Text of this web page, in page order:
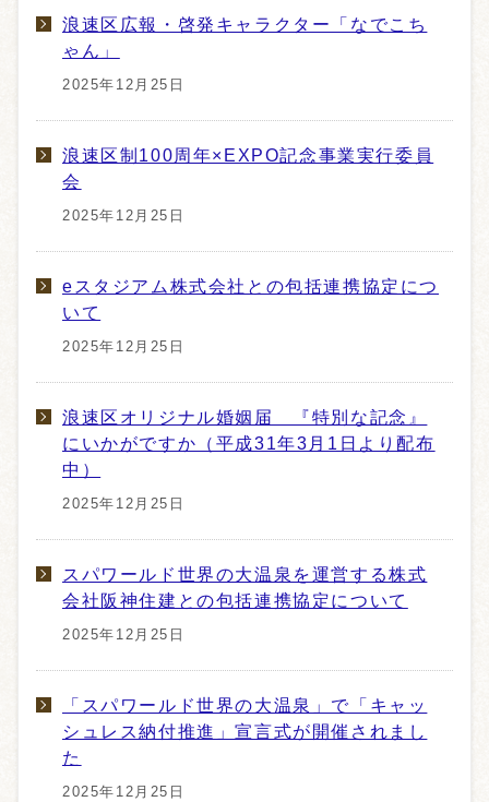
浪速区広報・啓発キャラクター「なでこち
ゃん」
2025年12月25日
浪速区制100周年×EXPO記念事業実行委員
会
2025年12月25日
eスタジアム株式会社との包括連携協定につ
いて
2025年12月25日
浪速区オリジナル婚姻届 『特別な記念』
にいかがですか（平成31年3月1日より配布
中）
2025年12月25日
スパワールド世界の大温泉を運営する株式
会社阪神住建との包括連携協定について
2025年12月25日
「スパワールド世界の大温泉」で「キャッ
シュレス納付推進」宣言式が開催されまし
た
2025年12月25日